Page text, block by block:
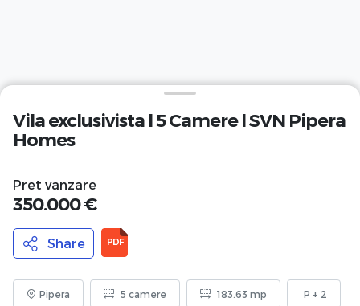
Vila exclusivista l 5 Camere l SVN Pipera
Homes
Pret vanzare
350.000 €
Share PDF
Pipera 5 camere 183.63 mp P + 2